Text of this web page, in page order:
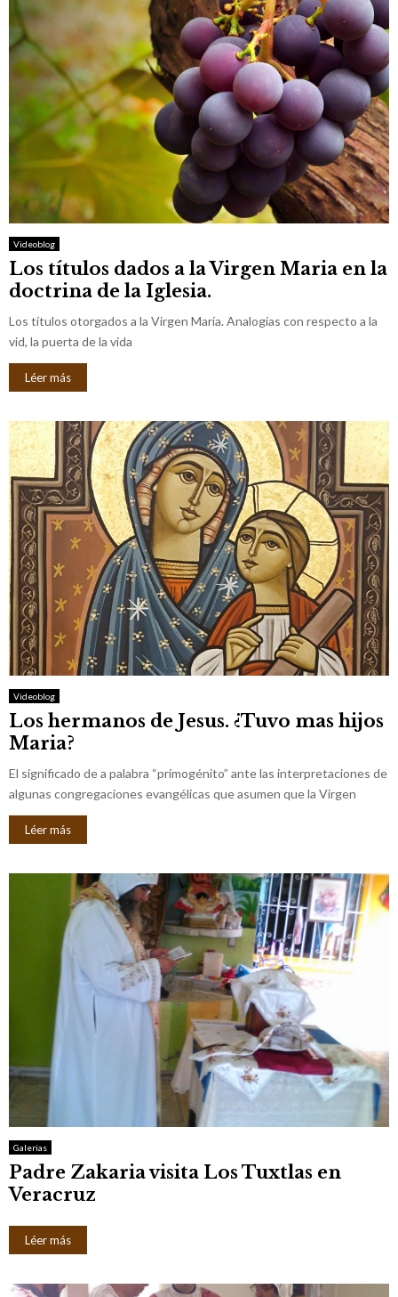
Videoblog
Los títulos dados a la Virgen Maria en la
doctrina de la Iglesia.
Los títulos otorgados a la Virgen María. Analogías con respecto a la
vid, la puerta de la vida
Léer más
Videoblog
Los hermanos de Jesus. ¿Tuvo mas hijos
Maria?
El significado de a palabra “primogénito” ante las interpretaciones de
algunas congregaciones evangélicas que asumen que la Virgen
Léer más
Galerias
Padre Zakaria visita Los Tuxtlas en
Veracruz
Léer más